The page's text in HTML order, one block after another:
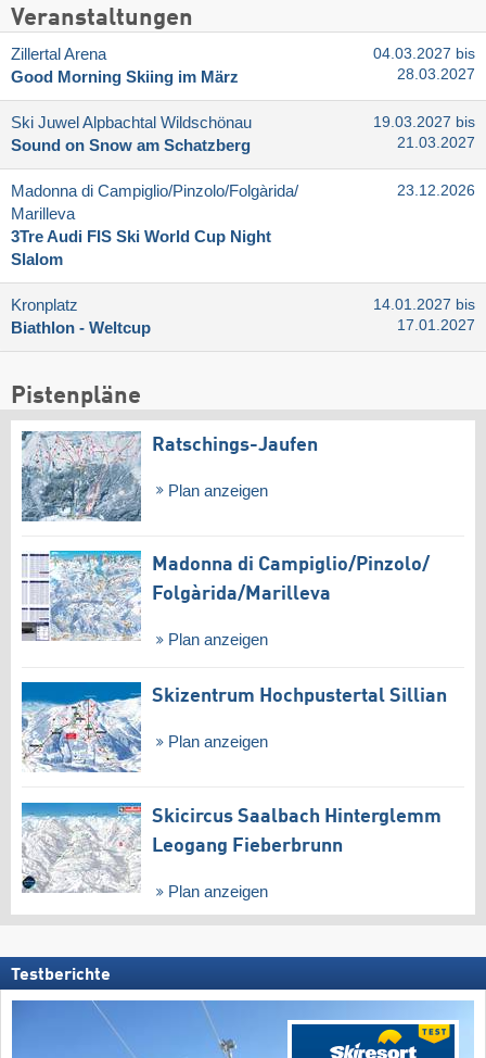
Veranstaltungen
Zillertal Arena
Good Morning Skiing im März
04.03.2027 bis
28.03.2027
Ski Juwel Alpbachtal Wildschönau
Sound on Snow am Schatzberg
19.03.2027 bis
21.03.2027
Madonna di Campiglio/​Pinzolo/​Folgàrida/​
Marilleva
3Tre Audi FIS Ski World Cup Night
Slalom
23.12.2026
Kronplatz
Biathlon - Weltcup
14.01.2027 bis
17.01.2027
Pistenpläne
Ratschings-Jaufen
Plan anzeigen
Madonna di Campiglio/​Pinzolo/​
Folgàrida/​Marilleva
Plan anzeigen
Skizentrum Hochpustertal Sillian
Plan anzeigen
Skicircus Saalbach Hinterglemm
Leogang Fieberbrunn
Plan anzeigen
Testberichte